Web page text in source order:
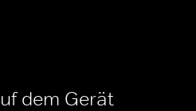
dem Gerät